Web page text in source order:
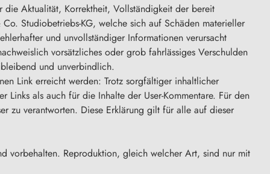
die Aktualität, Korrektheit, Vollständigkeit der bereit
Studiobetriebs-KG, welche sich auf Schäden materieller
und unvollständiger Informationen verursacht
vorsätzliches oder grob fahrlässiges Verschulden
und unverbindlich.
Link erreicht werden: Trotz sorgfältiger inhaltlicher
als auch für die Inhalte der User-Kommentare. Für den
zu verantworten. Diese Erklärung gilt für alle auf dieser
vorbehalten. Reproduktion, gleich welcher Art, sind nur mit